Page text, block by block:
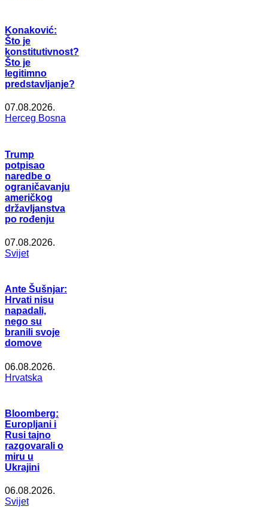
Konaković:
Što je
konstitutivnost?
Što je
legitimno
predstavljanje?
07.08.2026.
Herceg Bosna
Trump
potpisao
naredbe o
ograničavanju
američkog
državljanstva
po rođenju
07.08.2026.
Svijet
Ante Šušnjar:
Hrvati nisu
napadali,
nego su
branili svoje
domove
06.08.2026.
Hrvatska
Bloomberg:
Europljani i
Rusi tajno
razgovarali o
miru u
Ukrajini
06.08.2026.
Svijet